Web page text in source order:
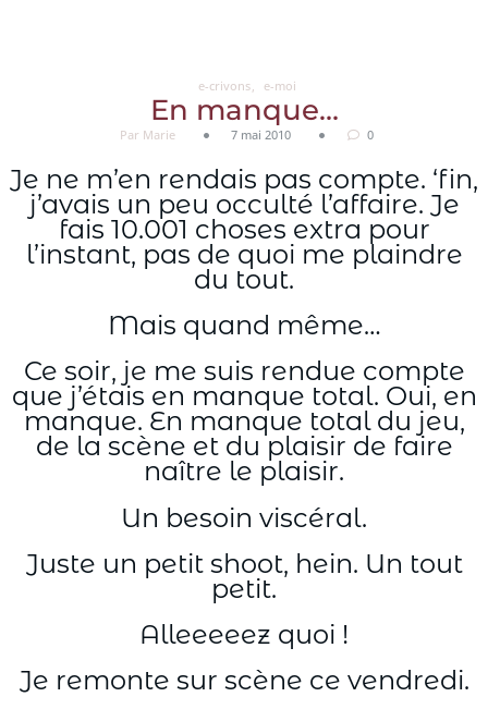
e-crivons e-moi
En manque…
Par Marie 7 mai 2010 0
Je ne m’en rendais pas compte. ‘fin,
j’avais un peu occulté l’affaire. Je
fais 10.001 choses extra pour
l’instant, pas de quoi me plaindre
du tout.
Mais quand même…
Ce soir, je me suis rendue compte
que j’étais en manque total. Oui, en
manque. En manque total du jeu,
de la scène et du plaisir de faire
naître le plaisir.
Un besoin viscéral.
Juste un petit shoot, hein. Un tout
petit.
Alleeeeez quoi !
Je remonte sur scène ce vendredi.